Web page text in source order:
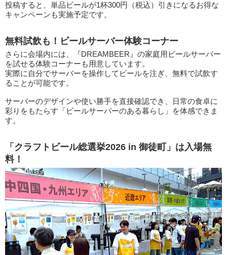
投稿すると、単品ビールが1杯300円（税込）引きになるお得な
キャンペーンも実施予定です。
無料試飲も！ビールサーバー体験コーナー
さらに会場内には、『DREAMBEER』の家庭用ビールサーバー
を試せる体験コーナーも用意しています。
実際に自分でサーバーを操作してビールを注ぎ、無料で試飲す
ることが可能です。
サーバーのデザインや使い勝手を直接確認でき、日常の食卓に
彩りをもたらす「ビールサーバーのある暮らし」を体感できま
す。
「クラフトビール総選挙2026 in 御徒町」は入場無
料！